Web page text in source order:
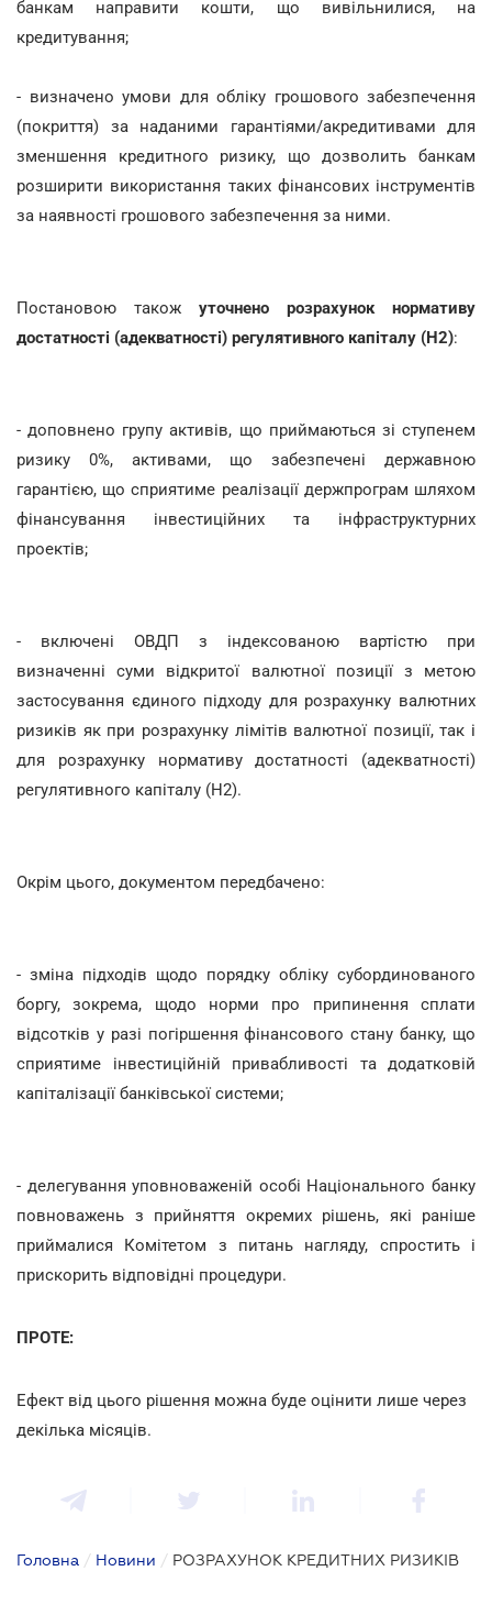
банкам направити кошти, що вивільнилися, на
кредитування;
- визначено умови для обліку грошового забезпечення
(покриття) за наданими гарантіями/акредитивами для
зменшення кредитного ризику, що дозволить банкам
розширити використання таких фінансових інструментів
за наявності грошового забезпечення за ними.
Постановою також уточнено розрахунок нормативу
достатності (адекватності) регулятивного капіталу (Н2):
- доповнено групу активів, що приймаються зі ступенем
ризику 0%, активами, що забезпечені державною
гарантією, що сприятиме реалізації держпрограм шляхом
фінансування інвестиційних та інфраструктурних
проектів;
- включені ОВДП з індексованою вартістю при
визначенні суми відкритої валютної позиції з метою
застосування єдиного підходу для розрахунку валютних
ризиків як при розрахунку лімітів валютної позиції, так і
для розрахунку нормативу достатності (адекватності)
регулятивного капіталу (Н2).
Окрім цього, документом передбачено:
- зміна підходів щодо порядку обліку субординованого
боргу, зокрема, щодо норми про припинення сплати
відсотків у разі погіршення фінансового стану банку, що
сприятиме інвестиційній привабливості та додатковій
капіталізації банківської системи;
- делегування уповноваженій особі Національного банку
повноважень з прийняття окремих рішень, які раніше
приймалися Комітетом з питань нагляду, спростить і
прискорить відповідні процедури.
ПРОТЕ:
Ефект від цього рішення можна буде оцінити лише через
декілька місяців.
Головна / Новини / РОЗРАХУНОК КРЕДИТНИХ РИЗИКІВ